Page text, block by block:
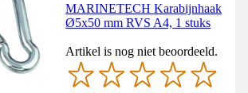
MARINETECH Karabijnhaak
Ø5x50 mm RVS A4, 1 stuks
Artikel is nog niet beoordeeld.